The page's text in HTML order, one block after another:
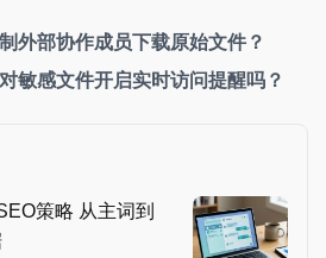
外部协作成员下载原始文件？
敏感文件开启实时访问提醒吗？
策略 从主词到